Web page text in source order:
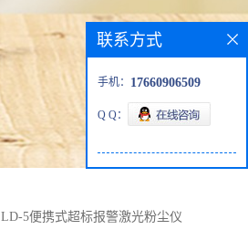
LD-5便携式超标报警激光粉尘仪
联系方式
手机： 17660906509
Q Q：